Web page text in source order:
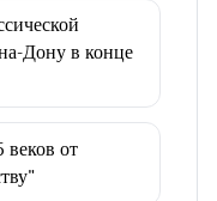
Дону в конце
веков от